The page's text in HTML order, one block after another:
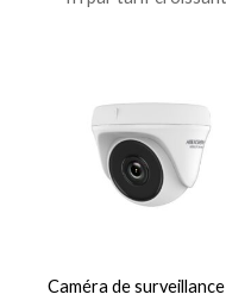
Caméra de surveillance